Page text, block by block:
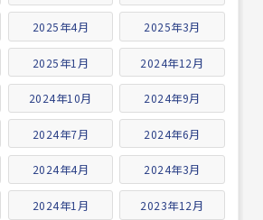
2025年4月 2025年3月
2025年1月 2024年12月
2024年10月 2024年9月
2024年7月 2024年6月
2024年4月 2024年3月
2024年1月 2023年12月